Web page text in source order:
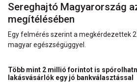
Sereghajtó Magyarország
megítélésében
Egy felmérés szerint a megkérdezettek
magyar egészségüggyel.
Több mint 2 millió forintot is
lakásvásárlók egy jó bankválasztással